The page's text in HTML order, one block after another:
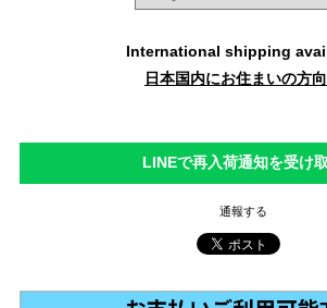
International shipping
日本国内にお住まいの方
LINEで再入荷通知を受け
通報する